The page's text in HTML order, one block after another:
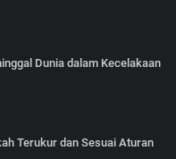
Dunia dalam Kecelakaan
Terukur dan Sesuai Aturan